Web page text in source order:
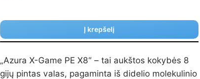
Į krepšelį
„Azura X-Game PE X8“ – tai aukštos kokybės 8
gijų pintas valas, pagaminta iš didelio molekulinio